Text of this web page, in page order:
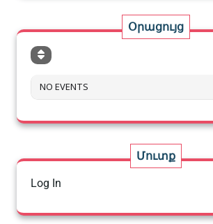
Օրացույց
NO EVENTS
Մուտք
Log In